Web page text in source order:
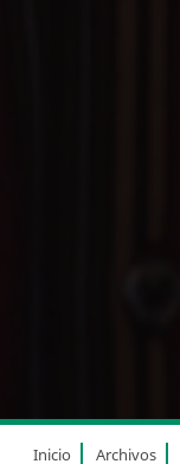
Inicio Archivos